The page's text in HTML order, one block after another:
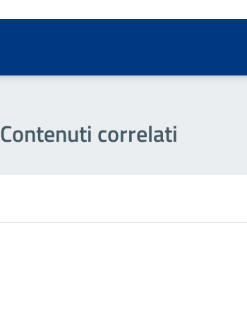
Contenuti correlati